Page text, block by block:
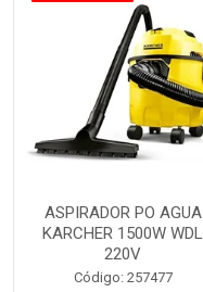
ASPIRADOR PO AGUA
KARCHER 1500W WDL
220V
Código: 257477